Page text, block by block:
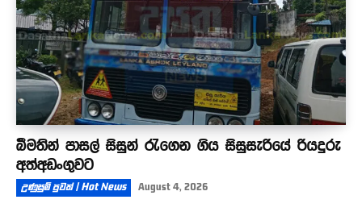
බීමතින් පාසල් සිසුන් රැගෙන ගිය සිසුසැරියේ රියදුරු
අත්අඩංගුවට
උණුසුම් පුවත් | Hot News August 4, 2026